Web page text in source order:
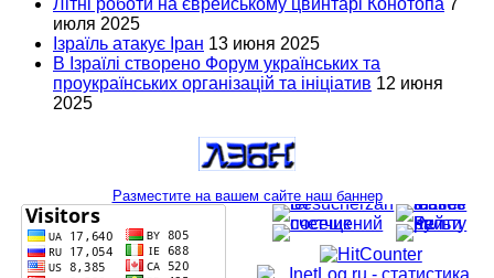
Літні роботи на єврейському цвинтарі Конотопа 7
июля 2025
Ізраїль атакує Іран 13 июня 2025
В Ізраїлі створено Форум українських та
проукраїнських організацій та ініціатив 12 июня
2025
Разместите на вашем сайте наш баннер